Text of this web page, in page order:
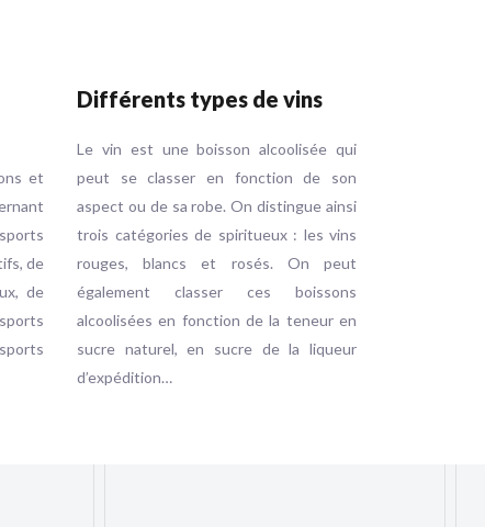
et
de
de
Différents types de vins
Le vin est une boisson alcoolisée qui
peut se classer en fonction de son
aspect ou de sa robe. On distingue ainsi
trois catégories de spiritueux : les vins
rouges, blancs et rosés. On peut
également classer ces boissons
alcoolisées en fonction de la teneur en
sucre naturel, en sucre de la liqueur
d’expédition…